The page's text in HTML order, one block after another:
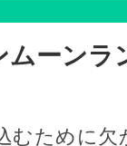
ーンラ
むために欠